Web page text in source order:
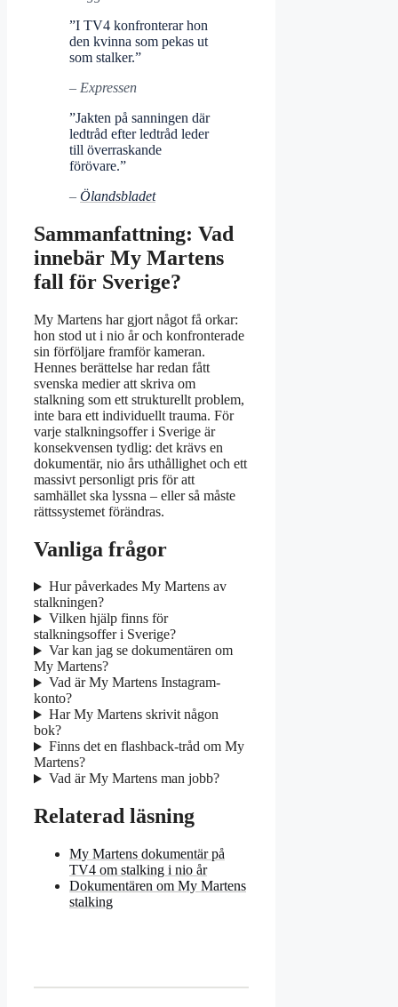
”I TV4 konfronterar hon
den kvinna som pekas ut
som stalker.”
– Expressen
”Jakten på sanningen där
ledtråd efter ledtråd leder
till överraskande
förövare.”
– Ölandsbladet
Sammanfattning: Vad
innebär My Martens
fall för Sverige?
My Martens har gjort något få orkar:
hon stod ut i nio år och konfronterade
sin förföljare framför kameran.
Hennes berättelse har redan fått
svenska medier att skriva om
stalkning som ett strukturellt problem,
inte bara ett individuellt trauma. För
varje stalkningsoffer i Sverige är
konsekvensen tydlig: det krävs en
dokumentär, nio års uthållighet och ett
massivt personligt pris för att
samhället ska lyssna – eller så måste
rättssystemet förändras.
Vanliga frågor
Hur påverkades My Martens av
stalkningen?
Vilken hjälp finns för
stalkningsoffer i Sverige?
Var kan jag se dokumentären om
My Martens?
Vad är My Martens Instagram-
konto?
Har My Martens skrivit någon
bok?
Finns det en flashback-tråd om My
Martens?
Vad är My Martens man jobb?
Relaterad läsning
My Martens dokumentär på
TV4 om stalking i nio år
Dokumentären om My Martens
stalking